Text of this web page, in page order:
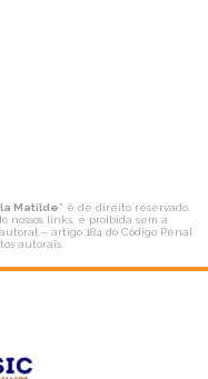
Matilde" é de direito reservado.
nossos links, é proibida sem a
– artigo 184 do Código Penal
autorais